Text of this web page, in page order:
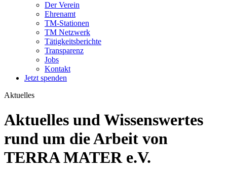
Der Verein
Ehrenamt
TM-Stationen
TM Netzwerk
Tätigkeitsberichte
Transparenz
Jobs
Kontakt
Jetzt spenden
Aktuelles
Aktuelles und Wissenswertes
rund um die Arbeit von
TERRA MATER e.V.